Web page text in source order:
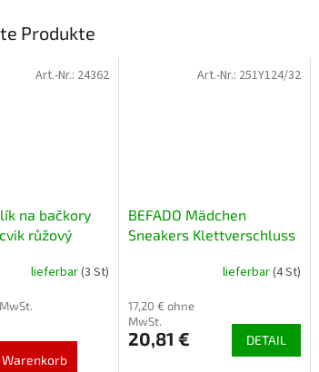
Produkte
na bačkory
růžový
lieferbar(3 St)
Warenkorb
Art.-Nr.: 24362
BEFADO Mädchen
Sneakers Klettverschluss
lieferbar(4 St)
17,20 € ohne
MwSt.
20,81 € DETAIL
Art.-Nr.: 251Y124/32